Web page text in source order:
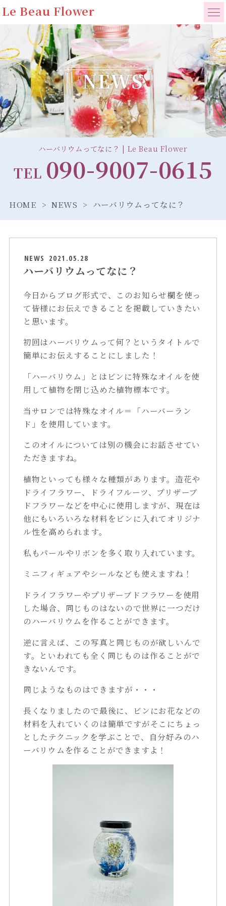
Le Beau Flower
NEWS
ハーバリウムってなに？ | Le Beau Flower
TEL 090-9007-0615
HOME NEWS ハーバリウムってなに？
NEWS 2021.05.28
ハーバリウムってなに？
今日からブログ形式で、このお知らせ欄を使っ
て皆様にお伝えできることを掲載していきたい
と思います。
初回はハーバリウムって何？というタイトルで
簡単にお伝えすることにしました！
「ハーバリウム」とはビンに特殊なオイルを使
用して植物を閉じ込めた植物標本です。
当サロンでは特殊なオイル＝「ハーバーラン
ド」を使用しています。
このオイルについては別の機会にお話させてい
ただきますね。
植物といっても様々な種類があります。造花や
ドライフラワー、ドライフルーツ、プリザーブ
ドフラワーなどを中心に使用しますが、現在は
他にもいろいろな材料をビンに入れてオリジナ
ル性を高められます。
私もパールやリボンを多く取り入れています。
ミニフィギュアやシールなども使えますね！
ドライフラワーやプリザーブドフラワーを使用
した場合、同じものはないので世界に一つだけ
のハーバリウムを作ることができます。
逆に言えば、この写真と同じものが欲しいんで
す。といわれても全く同じものは作ることがで
きないんです。
同じようなものはできますが・・・
長くなりましたので最後に、ビンにお花などの
材料を入れていくのは簡単ですがそこにちょっ
としたテクニックを学ぶことで、自分好みのハ
ーバリウムを作ることができますよ！